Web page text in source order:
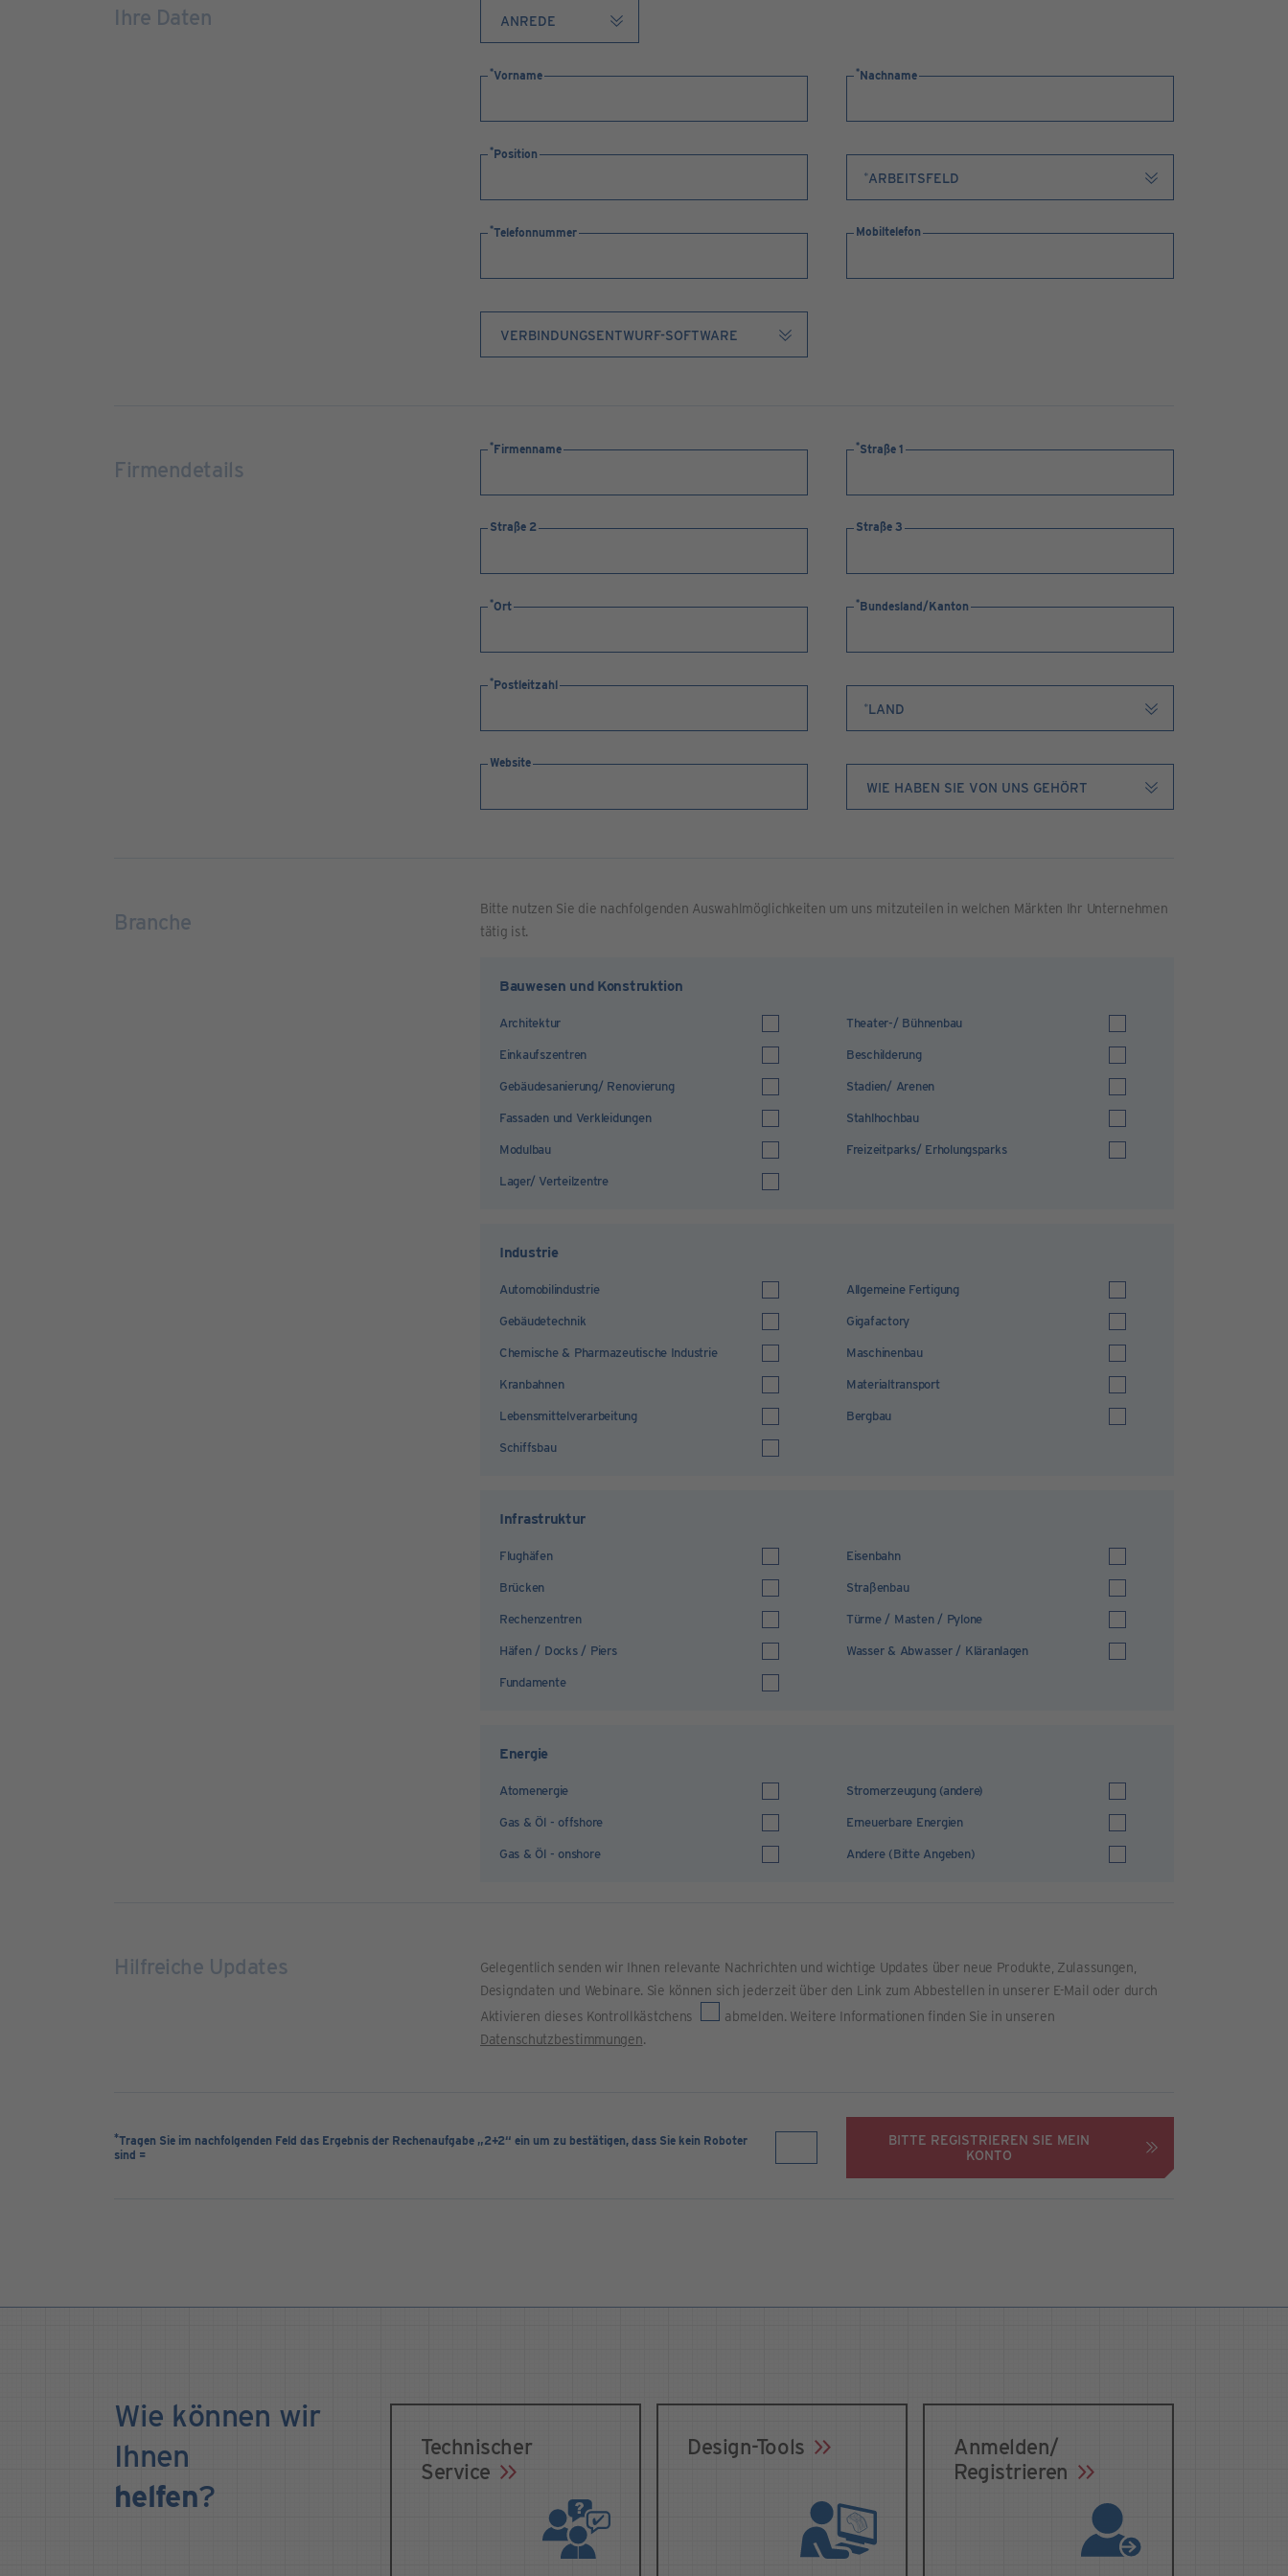
Ihre Daten
Vorname Nachname
Position
Telefonnummer Mobiltelefon
Firmendetails
Firmenname Straße 1
Straße 2 Straße 3
Ort Bundesland/Kanton
Postleitzahl
Website
Branche
Bitte nutzen Sie die nachfolgenden Auswahlmöglichkeiten um uns mitzuteilen in welchen Märkten Ihr Unternehmen
tätig ist.
Bauwesen und Konstruktion
Architektur Theater-/ Bühnenbau
Einkaufszentren Beschilderung
Gebäudesanierung/ Renovierung Stadien/ Arenen
Fassaden und Verkleidungen Stahlhochbau
Modulbau Freizeitparks/ Erholungsparks
Lager/ Verteilzentre
Industrie
Automobilindustrie Allgemeine Fertigung
Gebäudetechnik Gigafactory
Chemische & Pharmazeutische Industrie Maschinenbau
Kranbahnen Materialtransport
Lebensmittelverarbeitung Bergbau
Schiffsbau
Infrastruktur
Flughäfen Eisenbahn
Brücken Straßenbau
Rechenzentren Türme / Masten / Pylone
Häfen / Docks / Piers Wasser & Abwasser / Kläranlagen
Fundamente
Energie
Atomenergie Stromerzeugung (andere)
Gas & Öl - offshore Erneuerbare Energien
Gas & Öl - onshore Andere (Bitte Angeben)
Hilfreiche Updates
Gelegentlich senden wir Ihnen relevante Nachrichten und wichtige Updates über neue Produkte, Zulassungen,
Designdaten und Webinare. Sie können sich jederzeit über den Link zum Abbestellen in unserer E-Mail oder durch
Aktivieren dieses Kontrollkästchens
abmelden. Weitere Informationen finden Sie in unseren
Datenschutzbestimmungen.
*Tragen Sie im nachfolgenden Feld das Ergebnis der Rechenaufgabe „2+2“ ein um zu bestätigen, dass Sie kein Roboter
sind =
BITTE REGISTRIEREN SIE MEIN
KONTO
Wie können wir
Ihnen
helfen?
Technischer
Service
Design-Tools
Anmelden/
Registrieren